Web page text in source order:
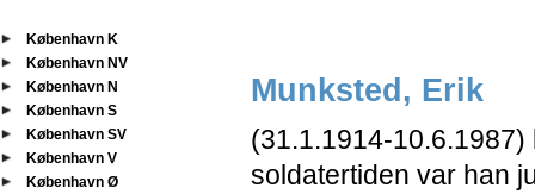
København K
København NV
København N
København S
København SV
København V
København Ø
Munksted, Erik
(31.1.1914-
soldatertiden var han